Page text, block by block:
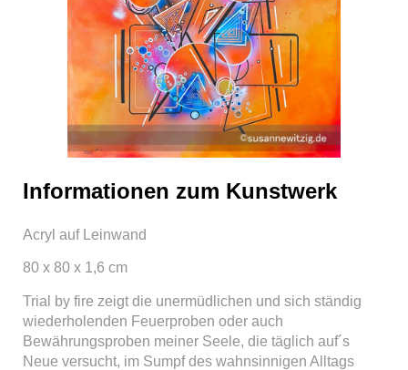
Informationen zum Kunstwerk
Acryl auf Leinwand
80 x 80 x 1,6 cm
Trial by fire zeigt die unermüdlichen und sich ständig
wiederholenden Feuerproben oder auch
Bewährungsproben meiner Seele, die täglich auf´s
Neue versucht, im Sumpf des wahnsinnigen Alltags